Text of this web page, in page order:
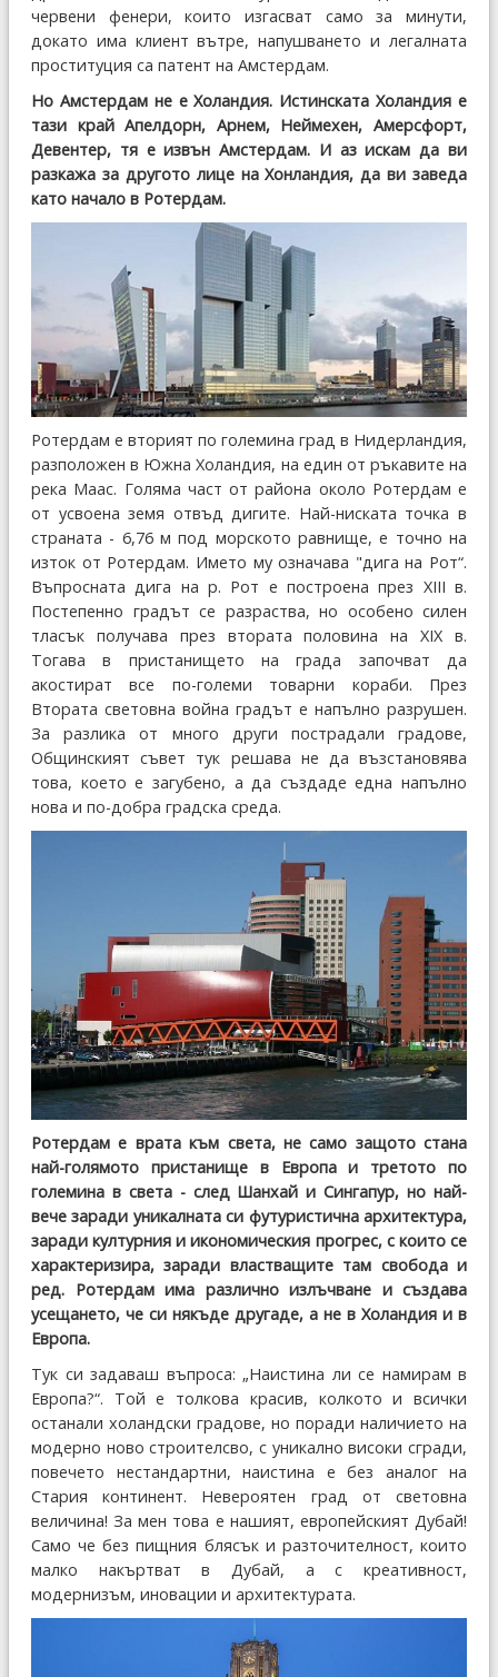
червени фенери, които изгасват само за минути,
докато има клиент вътре, напушването и легалната
проституция са патент на Амстердам.
Но Амстердам не е Холандия. Истинската Холандия е
тази край Апелдорн, Арнем, Неймехен, Амерсфорт,
Девентер, тя е извън Амстердам. И аз искам да ви
разкажа за другото лице на Хонландия, да ви заведа
като начало в Ротердам.
Ротердам е вторият по големина град в Нидерландия,
разположен в Южна Холандия, на един от ръкавите на
река Маас. Голяма част от района около Ротердам е
от усвоена земя отвъд дигите. Най-ниската точка в
страната - 6,76 м под морското равнище, е точно на
изток от Ротердам. Името му означава "дига на Рот“.
Въпросната дига на р. Рот е построена през XIII в.
Постепенно градът се разраства, но особено силен
тласък получава през втората половина на XIX в.
Тогава в пристанището на града започват да
акостират все по-големи товарни кораби. През
Втората световна война градът е напълно разрушен.
За разлика от много други пострадали градове,
Общинският съвет тук решава не да възстановява
това, което е загубено, а да създаде една напълно
нова и по-добра градска среда.
Ротердам е врата към света, не само защото стана
най-голямото пристанище в Европа и третото по
големина в света - след Шанхай и Сингапур, но най-
вече заради уникалната си футуристична архитектура,
заради културния и икономическия прогрес, с които се
характеризира, заради властващите там свобода и
ред. Ротердам има различно излъчване и създава
усещането, че си някъде другаде, а не в Холандия и в
Европа.
Тук си задаваш въпроса: „Наистина ли се намирам в
Европа?“. Той е толкова красив, колкото и всички
останали холандски градове, но поради наличието на
модерно ново строителсво, с уникално високи сгради,
повечето нестандартни, наистина е без аналог на
Стария континент. Невероятен град от световна
величина! За мен това е нашият, европейският Дубай!
Само че без пищния блясък и разточителност, които
малко накъртват в Дубай, а с креативност,
модернизъм, иновации и архитектурата.